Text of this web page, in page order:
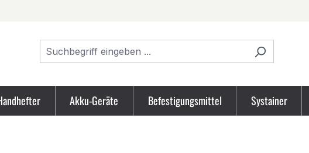
Akku-Geräte Befestigungsmittel Systainer